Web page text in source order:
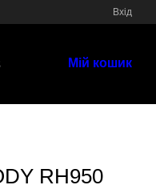
Вхід
Мій кошик
RH950